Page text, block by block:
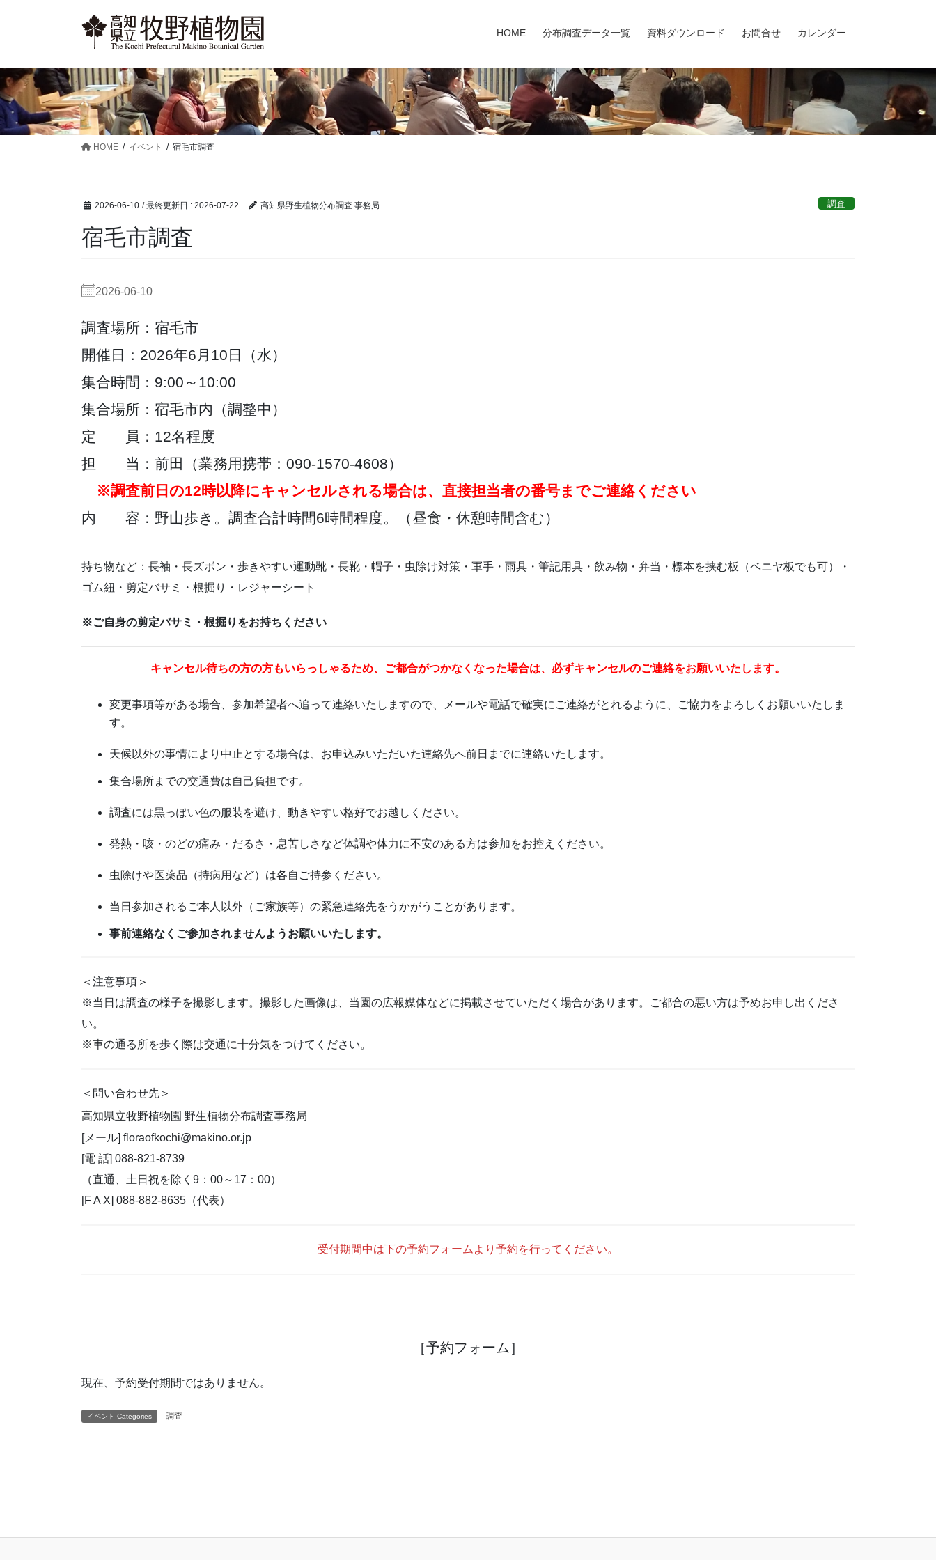
ツ
に
移
動
シ
ョ
ン
に
HOME 分布調査データ一覧 資料ダウンロード お問合せ カレンダー
HOME イベント 宿毛市調査
2026-06-10 / 最終更新日 : 2026-07-22 高知県野生植物分布調査 事務局 調査
宿毛市調査
2026-06-10
調査場所：宿毛市
開催日：2026年6月10日（水）
集合時間：9:00～10:00
集合場所：宿毛市内（調整中）
定 員：12名程度
担 当：前田（業務用携帯：090-1570-4608）
※調査前日の12時以降にキャンセルされる場合は、直接担当者の番号までご連絡ください
内 容：野山歩き。調査合計時間6時間程度。（昼食・休憩時間含む）
持ち物など：長袖・長ズボン・歩きやすい運動靴・長靴・帽子・虫除け対策・軍手・雨具・筆記用具・飲み物・弁当・標本を挟む板（ベニヤ板でも可）・
ゴム紐・剪定バサミ・根掘り・レジャーシート
※ご自身の剪定バサミ・根掘りをお持ちください
キャンセル待ちの方の方もいらっしゃるため、ご都合がつかなくなった場合は、必ずキャンセルのご連絡をお願いいたします。
変更事項等がある場合、参加希望者へ追って連絡いたしますので、メールや電話で確実にご連絡がとれるように、ご協力をよろしくお願いいたしま
す。
天候以外の事情により中止とする場合は、お申込みいただいた連絡先へ前日までに連絡いたします。
集合場所までの交通費は自己負担です。
調査には黒っぽい色の服装を避け、動きやすい格好でお越しください。
発熱・咳・のどの痛み・だるさ・息苦しさなど体調や体力に不安のある方は参加をお控えください。
虫除けや医薬品（持病用など）は各自ご持参ください。
当日参加されるご本人以外（ご家族等）の緊急連絡先をうかがうことがあります。
事前連絡なくご参加されませんようお願いいたします。
＜注意事項＞
※当日は調査の様子を撮影します。撮影した画像は、当園の広報媒体などに掲載させていただく場合があります。ご都合の悪い方は予めお申し出くださ
い。
※車の通る所を歩く際は交通に十分気をつけてください。
＜問い合わせ先＞
高知県立牧野植物園 野生植物分布調査事務局
[メール] floraofkochi@makino.or.jp
[電 話] 088-821-8739
（直通、土日祝を除く9：00～17：00）
[F A X] 088-882-8635（代表）
受付期間中は下の予約フォームより予約を行ってください。
［予約フォーム］
現在、予約受付期間ではありません。
イベント Categories 調査